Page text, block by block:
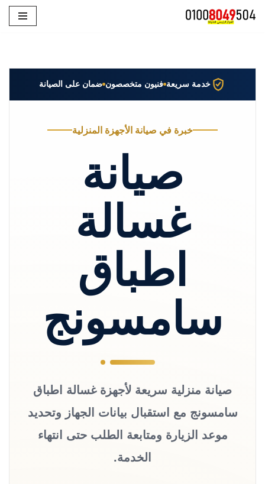
خدمة سريعة فنيون متخصصون ضمان على الصيانة
خبرة في صيانة الأجهزة المنزلية
صيانة
غسالة
اطباق
سامسونج
صيانة منزلية سريعة لأجهزة غسالة اطباق
سامسونج مع استقبال بيانات الجهاز وتحديد
موعد الزيارة ومتابعة الطلب حتى انتهاء
الخدمة.